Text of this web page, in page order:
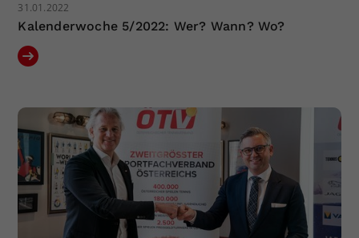
31.01.2022
Kalenderwoche 5/2022: Wer? Wann? Wo?